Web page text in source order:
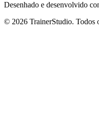
Desenhado e desenvolvido
© 2026 TrainerStudio. Todos